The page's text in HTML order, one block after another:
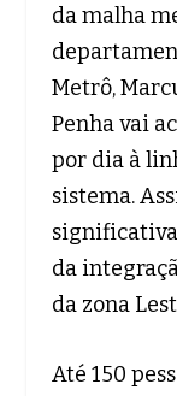
da malha
Metrô,
Penha vai
por dia à
sistema.
da
da zona
Até 150